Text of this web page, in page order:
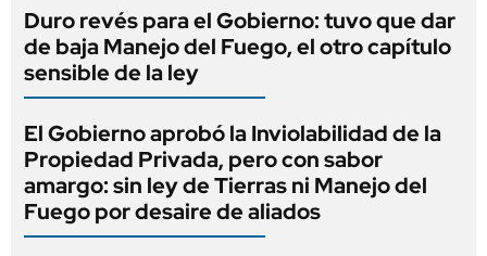
Duro revés para el Gobierno: tuvo que dar
de baja Manejo del Fuego, el otro capítulo
sensible de la ley
El Gobierno aprobó la Inviolabilidad de la
Propiedad Privada, pero con sabor
amargo: sin ley de Tierras ni Manejo del
Fuego por desaire de aliados